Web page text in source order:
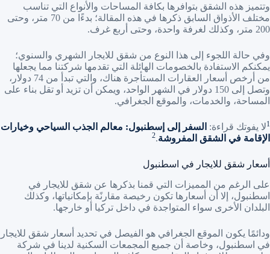
وتتميز هذه الشقق بتوافرها بكافة المساحات والأنواع التي تناسب
مختلف الأذواق السابق ذكرها في هذه المقالة؛ بدءًا من 70 متر، وحتى
200 متر، وكذلك لغرفة واحدة، وحتى أربع غرف.
وفي حالة اللجوء إلى هذا النوع من شقق للايجار الشهري والسنوي؛
يمكنكم الاستفادة بالخصومات الهائلة التي تقدمها شركتنا مما يجعلها
من أرخص أسعار العقارات المستأجرة هناك، والتي تبدأ من 74 دولار،
وتصل إلى 150 دولار في الشهر الواحد، ويمكن أن تزيد أو تقل بناء على
المساحة، والخدمات، والموقع الجغرافي.
1لا يفوتك قراءة: السفر إلى إسطنبول: معالم الجذب السياحي وخيارات
الإقامة في الشقق المفروشة.
2
أسعار شقق للايجار في اسطنبول
على الرغم من المميزات التي قمنا بذكرها عن شقق للايجار في
اسطنبول، إلا أن أسعارها تكون رخيصة مقارنًة بإمكانياتها، وكذلك
البلدان الأخرى سواء المتواجدة في داخل تركيا أو خارجها.
ودائمًا يكون الموقع الجغرافي هو الفيصل في تحديد أسعار شقق للايجار
في اسطنبول، وخاصة أن جميع المجمعات السكنية لدينا في شركة